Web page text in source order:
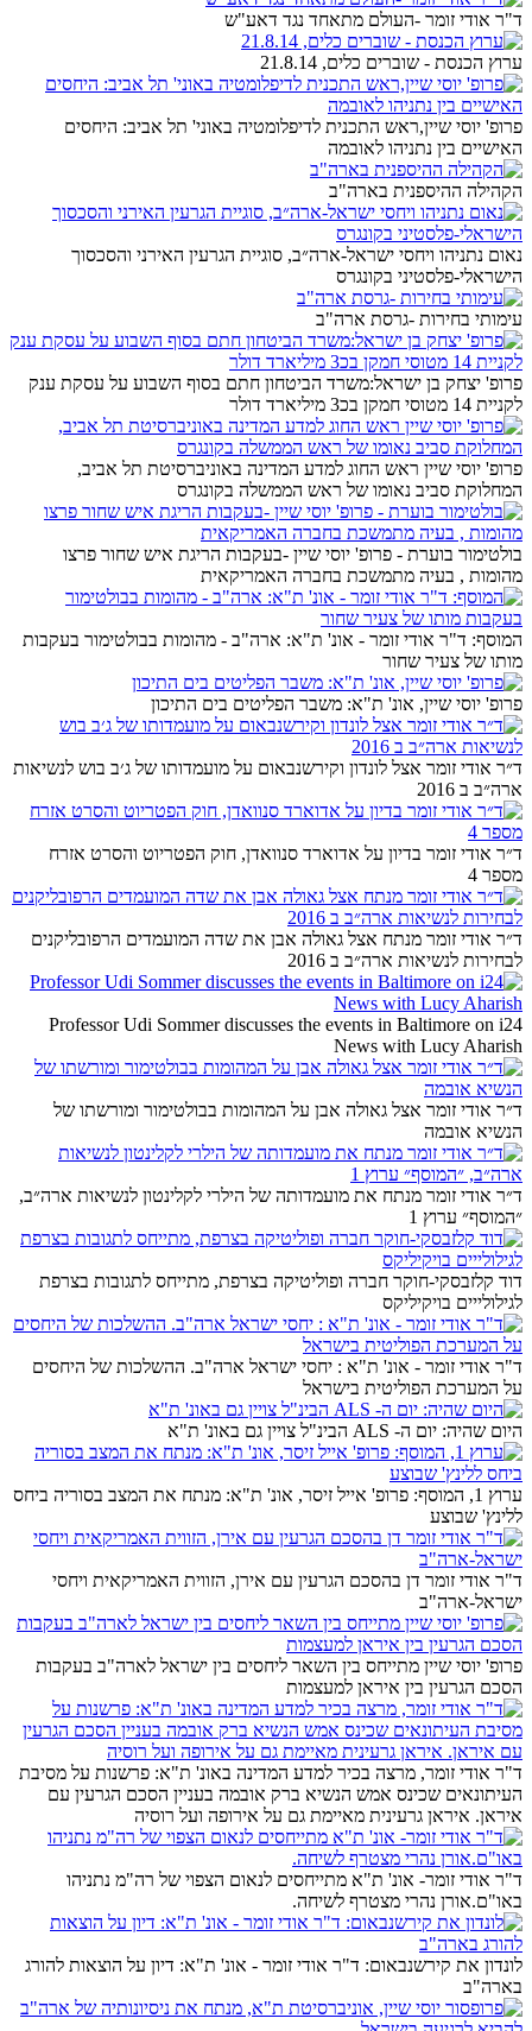
ד"ר אודי זומר -העולם מתאחד נגד דאע"ש
ערוץ הכנסת - שוברים כלים, 21.8.14
פרופ' יוסי שיין,ראש התכנית לדיפלומטיה באוני' תל אביב: היחסים
האישיים בין נתניהו לאובמה
הקהילה ההיספנית בארה"ב
נאום נתניהו ויחסי ישראל-ארה״ב, סוגיית הגרעין האירני והסכסוך
הישראלי-פלסטיני בקונגרס
עימותי בחירות -גרסת ארה"ב
פרופ' יצחק בן ישראל:משרד הביטחון חתם בסוף השבוע על עסקת ענק
לקניית 14 מטוסי חמקן בכ3 מיליארד דולר
פרופ' יוסי שיין ראש החוג למדע המדינה באוניברסיטת תל אביב,
המחלוקת סביב נאומו של ראש הממשלה בקונגרס
בולטימור בוערת - פרופ' יוסי שיין -בעקבות הריגת איש שחור פרצו
מהומות , בעיה מתמשכת בחברה האמריקאית
המוסף: ד"ר אודי זומר - אונ' ת"א: ארה"ב - מהומות בבולטימור בעקבות
מותו של צעיר שחור
פרופ' יוסי שיין, אונ' ת"א: משבר הפליטים בים התיכון
ד״ר אודי זומר אצל לונדון וקירשנבאום על מועמדותו של ג׳ב בוש לנשיאות
ארה״ב ב 2016
ד״ר אודי זומר בדיון על אדוארד סנוואדן, חוק הפטריוט והסרט אזרח
מספר 4
ד״ר אודי זומר מנתח אצל גאולה אבן את שדה המועמדים הרפובליקנים
לבחירות לנשיאות ארה״ב ב 2016
Professor Udi Sommer discusses the events in Baltimore on i24
News with Lucy Aharish
ד״ר אודי זומר אצל גאולה אבן על המהומות בבולטימור ומורשתו של
הנשיא אובמה
ד״ר אודי זומר מנתח את מועמדותה של הילרי לקלינטון לנשיאות ארה״ב,
״המוסף״ ערוץ 1
דוד קלזבסקי-חוקר חברה ופוליטיקה בצרפת, מתייחס לתגובות בצרפת
לגילולייים בויקיליקס
ד"ר אודי זומר - אונ' ת"א : יחסי ישראל ארה"ב. ההשלכות של היחסים
על המערכת הפוליטית בישראל
היום שהיה: יום ה- ALS הבינ"ל צויין גם באונ' ת"א
ערוץ 1, המוסף: פרופ' אייל זיסר, אונ' ת"א: מנתח את המצב בסוריה ביחס
ללינץ' שבוצע
ד"ר אודי זומר דן בהסכם הגרעין עם אירן, הזווית האמריקאית ויחסי
ישראל-ארה"ב
פרופ' יוסי שיין מתייחס בין השאר ליחסים בין ישראל לארה"ב בעקבות
הסכם הגרעין בין איראן למעצמות
ד"ר אודי זומר, מרצה בכיר למדע המדינה באונ' ת"א: פרשנות על מסיבת
העיתונאים שכינס אמש הנשיא ברק אובמה בעניין הסכם הגרעין עם
איראן. איראן גרעינית מאיימת גם על אירופה ועל רוסיה
ד"ר אודי זומר- אונ' ת"א מתייחסים לנאום הצפוי של רה"מ נתניהו
באו"ם.אורן נהרי מצטרף לשיחה.
לונדון את קירשנבאום: ד"ר אודי זומר - אונ' ת"א: דיון על הוצאות להורג
בארה"ב